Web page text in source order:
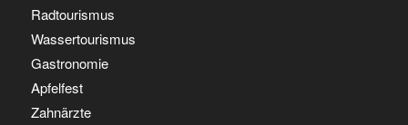
Radtourismus
Wassertourismus
Gastronomie
Apfelfest
Zahnärzte